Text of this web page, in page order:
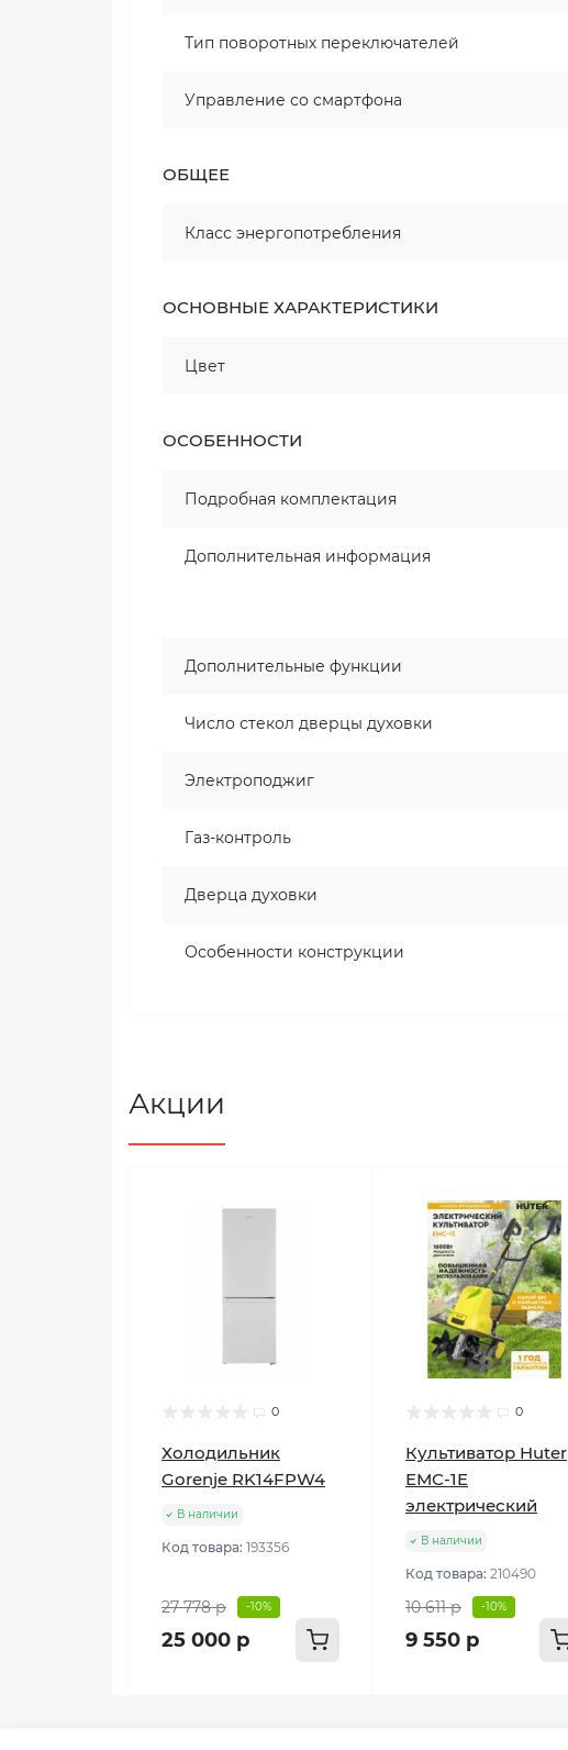
Тип поворотных переключателей
Управление со смартфона
ОБЩЕЕ
Класс энергопотребления
ОСНОВНЫЕ ХАРАКТЕРИСТИКИ
Цвет
ОСОБЕННОСТИ
Подробная комплектация
Дополнительная информация
Дополнительные функции
Число стекол дверцы духовки
Электроподжиг
Газ-контроль
Дверца духовки
Особенности конструкции
Акции
0
Холодильник
Gorenje RK14FPW4
В наличии
Код товара: 193356
27 778 р -10%
25 000 р
0
Культиватор Huter
ЕМС-1E
электрический
В наличии
Код товара: 210490
10 611 р -10%
9 550 р